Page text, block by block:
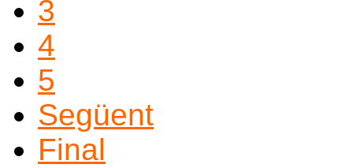
3
4
5
Següent
Final